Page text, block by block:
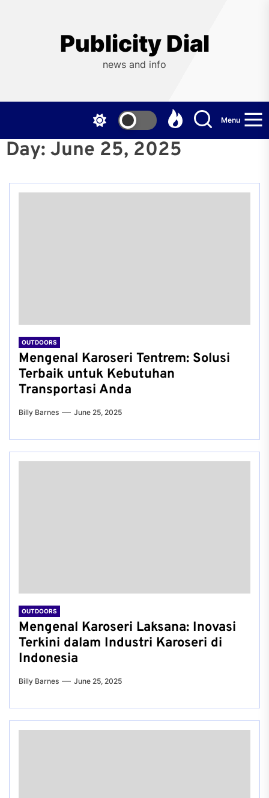
Publicity Dial
news and info
Menu
Day: June 25, 2025
OUTDOORS
Mengenal Karoseri Tentrem: Solusi
Terbaik untuk Kebutuhan
Transportasi Anda
Billy Barnes June 25, 2025
OUTDOORS
Mengenal Karoseri Laksana: Inovasi
Terkini dalam Industri Karoseri di
Indonesia
Billy Barnes June 25, 2025